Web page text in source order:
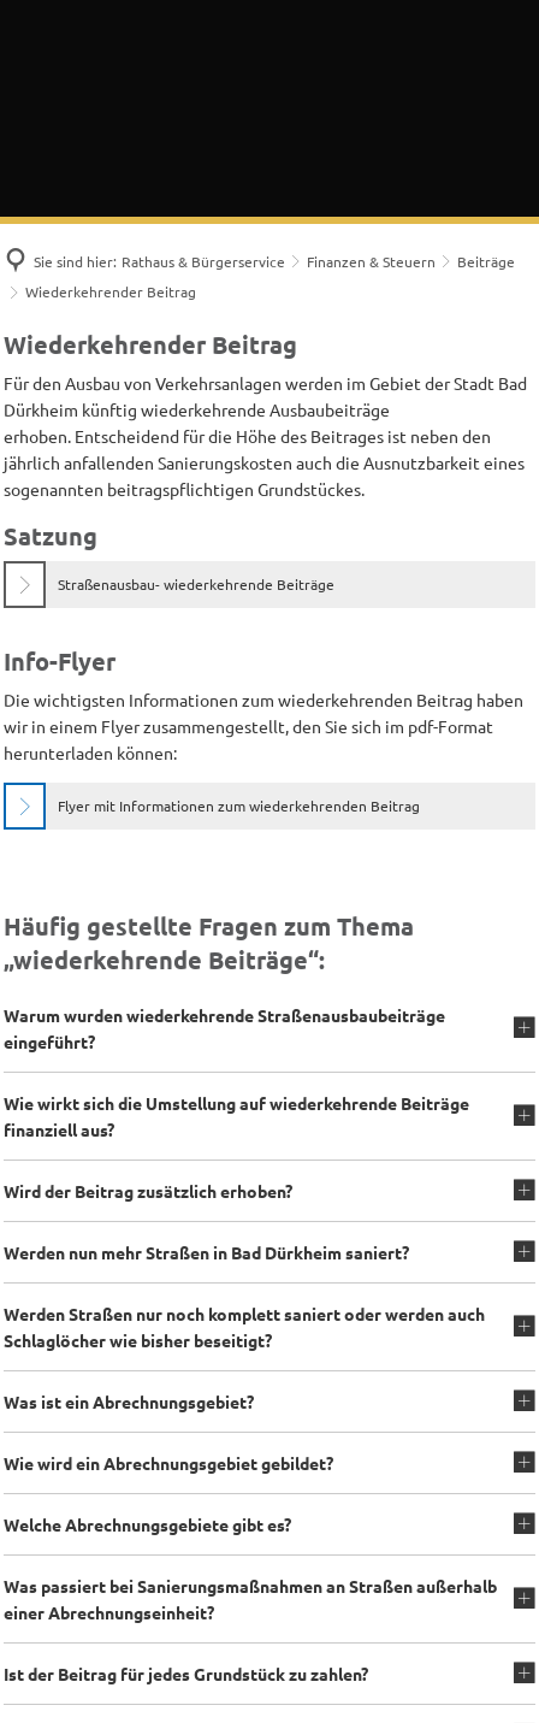
Sie sind hier: Rathaus & Bürgerservice Finanzen & Steuern
Beiträge
Wiederkehrender Beitrag
Wiederkehrender
Beitrag
Wiederkehrender Beitrag
Für den Ausbau von Verkehrsanlagen werden im Gebiet der Stadt Bad
Dürkheim künftig wiederkehrende Ausbaubeiträge
erhoben. Entscheidend für die Höhe des Beitrages ist neben den
jährlich anfallenden Sanierungskosten auch die Ausnutzbarkeit eines
sogenannten beitragspflichtigen Grundstückes.
Satzung
Straßenausbau- wiederkehrende Beiträge
Info-Flyer
Die wichtigsten Informationen zum wiederkehrenden Beitrag haben
wir in einem Flyer zusammengestellt, den Sie sich im pdf-Format
herunterladen können:
Flyer mit Informationen zum wiederkehrenden Beitrag
Häufig gestellte Fragen zum Thema
„wiederkehrende Beiträge“:
Warum wurden wiederkehrende Straßenausbaubeiträge
eingeführt?
Wie wirkt sich die Umstellung auf wiederkehrende Beiträge
finanziell aus?
Wird der Beitrag zusätzlich erhoben?
Werden nun mehr Straßen in Bad Dürkheim saniert?
Werden Straßen nur noch komplett saniert oder werden auch
Schlaglöcher wie bisher beseitigt?
Was ist ein Abrechnungsgebiet?
Wie wird ein Abrechnungsgebiet gebildet?
Welche Abrechnungsgebiete gibt es?
Was passiert bei Sanierungsmaßnahmen an Straßen außerhalb
einer Abrechnungseinheit?
Ist der Beitrag für jedes Grundstück zu zahlen?